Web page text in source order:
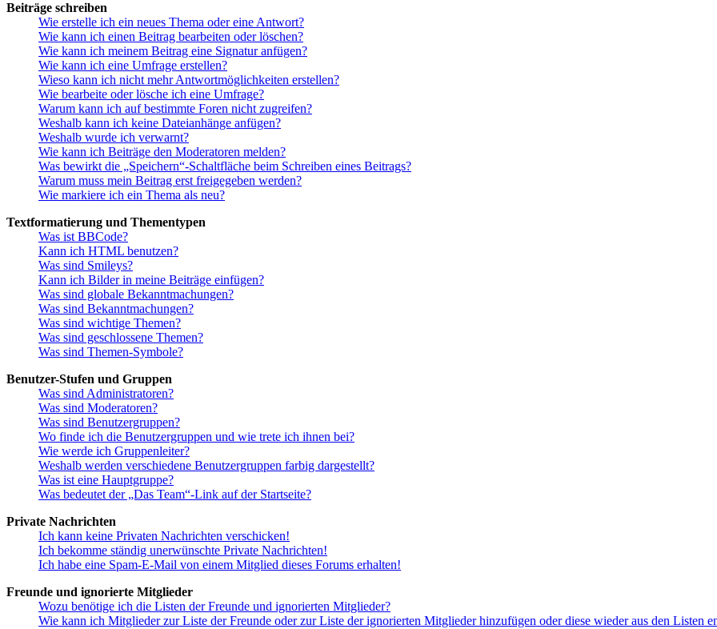
Beiträge schreiben
Wie erstelle ich ein neues Thema oder eine Antwort?
Wie kann ich einen Beitrag bearbeiten oder löschen?
Wie kann ich meinem Beitrag eine Signatur anfügen?
Wie kann ich eine Umfrage erstellen?
Wieso kann ich nicht mehr Antwortmöglichkeiten erstellen?
Wie bearbeite oder lösche ich eine Umfrage?
Warum kann ich auf bestimmte Foren nicht zugreifen?
Weshalb kann ich keine Dateianhänge anfügen?
Weshalb wurde ich verwarnt?
Wie kann ich Beiträge den Moderatoren melden?
Was bewirkt die „Speichern“-Schaltfläche beim Schreiben eines Beitrags?
Warum muss mein Beitrag erst freigegeben werden?
Wie markiere ich ein Thema als neu?
Textformatierung und Thementypen
Was ist BBCode?
Kann ich HTML benutzen?
Was sind Smileys?
Kann ich Bilder in meine Beiträge einfügen?
Was sind globale Bekanntmachungen?
Was sind Bekanntmachungen?
Was sind wichtige Themen?
Was sind geschlossene Themen?
Was sind Themen-Symbole?
Benutzer-Stufen und Gruppen
Was sind Administratoren?
Was sind Moderatoren?
Was sind Benutzergruppen?
Wo finde ich die Benutzergruppen und wie trete ich ihnen bei?
Wie werde ich Gruppenleiter?
Weshalb werden verschiedene Benutzergruppen farbig dargestellt?
Was ist eine Hauptgruppe?
Was bedeutet der „Das Team“-Link auf der Startseite?
Private Nachrichten
Ich kann keine Privaten Nachrichten verschicken!
Ich bekomme ständig unerwünschte Private Nachrichten!
Ich habe eine Spam-E-Mail von einem Mitglied dieses Forums erhalten!
Freunde und ignorierte Mitglieder
Wozu benötige ich die Listen der Freunde und ignorierten Mitglieder?
Wie kann ich Mitglieder zur Liste der Freunde oder zur Liste der ignorierten Mitglieder hinzufügen oder diese wieder aus den Listen